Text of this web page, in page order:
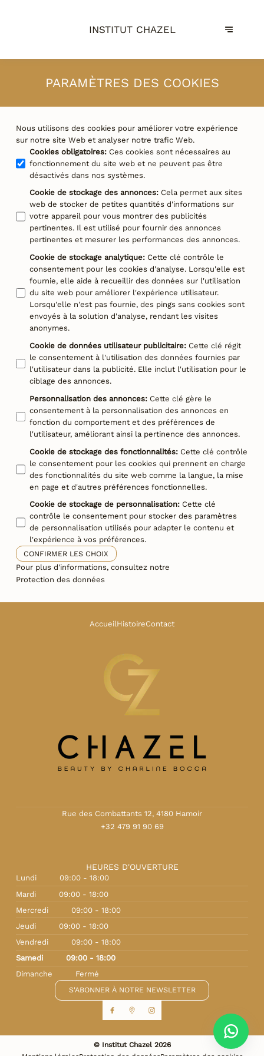
INSTITUT CHAZEL
PARAMÈTRES DES COOKIES
Nous utilisons des cookies pour améliorer votre expérience
sur notre site Web et analyser notre trafic Web.
Cookies obligatoires: Ces cookies sont nécessaires au
fonctionnement du site web et ne peuvent pas être
désactivés dans nos systèmes.
Cookie de stockage des annonces: Cela permet aux sites
web de stocker de petites quantités d'informations sur
votre appareil pour vous montrer des publicités
pertinentes. Il est utilisé pour fournir des annonces
pertinentes et mesurer les performances des annonces.
Cookie de stockage analytique: Cette clé contrôle le
consentement pour les cookies d'analyse. Lorsqu'elle est
fournie, elle aide à recueillir des données sur l'utilisation
du site web pour améliorer l'expérience utilisateur.
Lorsqu'elle n'est pas fournie, des pings sans cookies sont
envoyés à la solution d'analyse, rendant les visites
anonymes.
Cookie de données utilisateur publicitaire: Cette clé régit
le consentement à l'utilisation des données fournies par
l'utilisateur dans la publicité. Elle inclut l'utilisation pour le
ciblage des annonces.
Personnalisation des annonces: Cette clé gère le
consentement à la personnalisation des annonces en
fonction du comportement et des préférences de
l'utilisateur, améliorant ainsi la pertinence des annonces.
Cookie de stockage des fonctionnalités: Cette clé contrôle
le consentement pour les cookies qui prennent en charge
des fonctionnalités du site web comme la langue, la mise
en page et d'autres préférences fonctionnelles.
Cookie de stockage de personnalisation: Cette clé
contrôle le consentement pour stocker des paramètres
de personnalisation utilisés pour adapter le contenu et
l'expérience à vos préférences.
CONFIRMER LES CHOIX
Pour plus d'informations, consultez notre
Protection des données
AccueilHistoireContact
Rue des Combattants 12, 4180 Hamoir
+32 479 91 90 69
HEURES D'OUVERTURE
Lundi
09:00 - 18:00
Mardi
09:00 - 18:00
Mercredi
09:00 - 18:00
Jeudi
09:00 - 18:00
Vendredi
09:00 - 18:00
Samedi
09:00 - 18:00
Dimanche
Fermé
S'ABONNER À NOTRE NEWSLETTER
© Institut Chazel 2026